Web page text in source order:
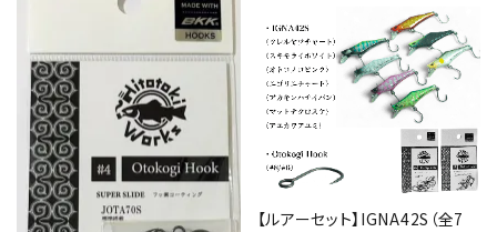
【ルアーセット】IGNA42S（全7